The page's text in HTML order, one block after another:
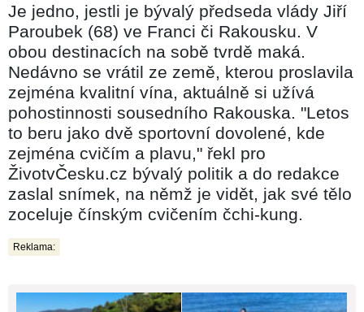
Je jedno, jestli je bývalý předseda vlády Jiří
Paroubek (68) ve Franci či Rakousku. V
obou destinacích na sobě tvrdě maká.
Nedávno se vrátil ze země, kterou proslavila
zejména kvalitní vína, aktuálně si užívá
pohostinnosti sousedního Rakouska. "Letos
to beru jako dvě sportovní dovolené, kde
zejména cvičím a plavu," řekl pro
ŽivotvČesku.cz bývalý politik a do redakce
zaslal snímek, na němž je vidět, jak své tělo
zoceluje čínským cvičením čchi-kung.
Reklama: